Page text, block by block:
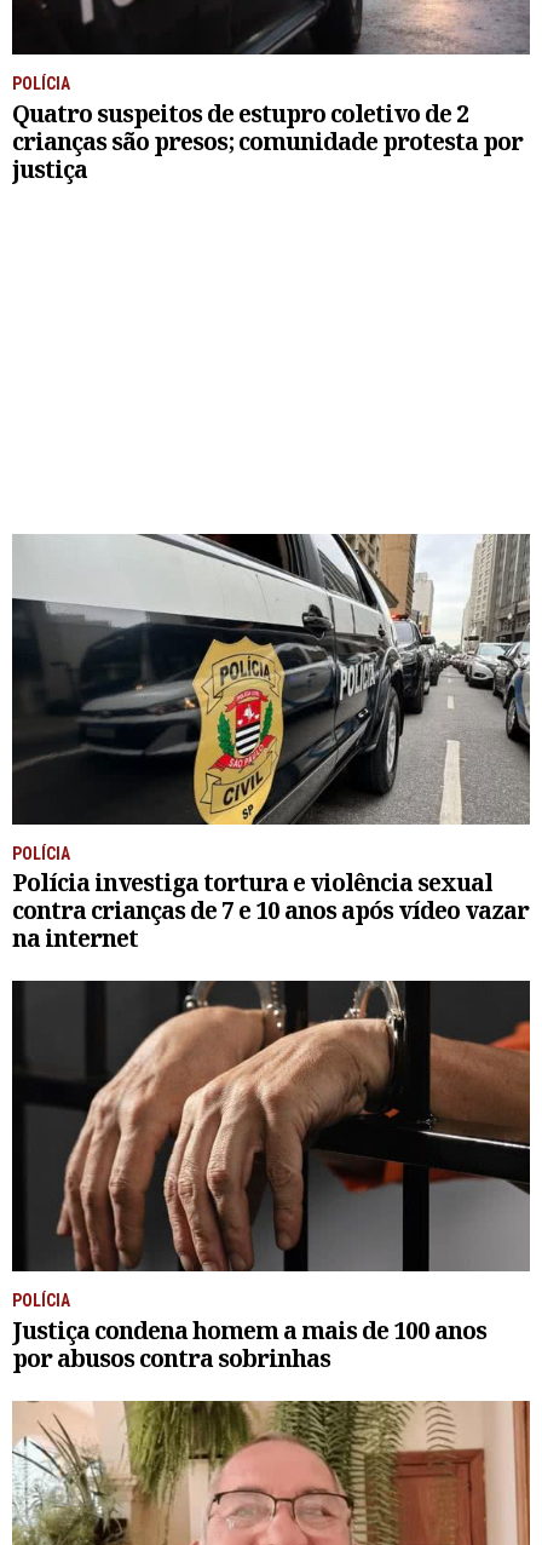
POLÍCIA
Quatro suspeitos de estupro coletivo de 2
crianças são presos; comunidade protesta por
justiça
POLÍCIA
Polícia investiga tortura e violência sexual
contra crianças de 7 e 10 anos após vídeo vazar
na internet
POLÍCIA
Justiça condena homem a mais de 100 anos
por abusos contra sobrinhas